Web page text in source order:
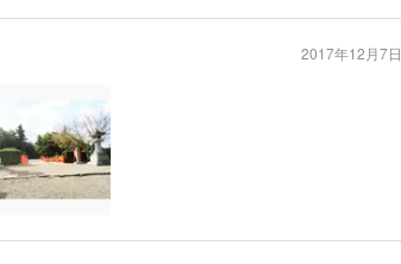
2017年12月7日